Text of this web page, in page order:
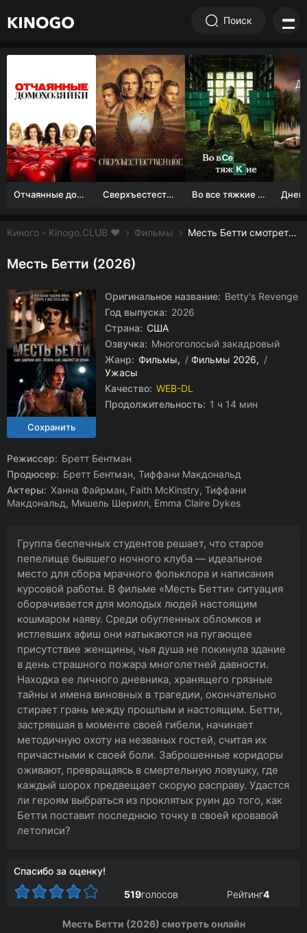
Поиск
Отчаянные домохозяйки (1 сезон) Сверхъестественное Во все тяжкие 1-5 сезон
Киного - Kinogo.CLUB ❤️ Фильмы Месть Бетти смотреть онлайн бесплатно
Месть Бетти (2026)
Оригинальное название: Betty's Revenge
Год выпуска: 2026
Страна: США
Озвучка: Многоголосый закадровый
Жанр: Фильмы / Фильмы 2026
/
Ужасы
Качество: WEB-DL
Продолжительность: 1 ч 14 мин
Режиссер: Бретт Бентман
Продюсер: Бретт Бентман, Тиффани Макдональд
Актеры: Ханна Файрман, Faith McKinstry, Тиффани
Макдональд, Мишель Шерилл, Emma Claire Dykes
Группа беспечных студентов решает, что старое
пепелище бывшего ночного клуба — идеальное
место для сбора мрачного фольклора и написания
курсовой работы. В фильме «Месть Бетти» ситуация
оборачивается для молодых людей настоящим
кошмаром наяву. Среди обугленных обломков и
истлевших афиш они натыкаются на пугающее
присутствие женщины, чья душа не покинула здание
в день страшного пожара многолетней давности.
Находка ее личного дневника, хранящего грязные
тайны и имена виновных в трагедии, окончательно
стирает грань между прошлым и настоящим. Бетти,
застрявшая в моменте своей гибели, начинает
методичную охоту на незваных гостей, считая их
причастными к своей боли. Заброшенные коридоры
оживают, превращаясь в смертельную ловушку, где
каждый шорох предвещает скорую расправу. Удастся
ли героям выбраться из проклятых руин до того, как
Бетти поставит последнюю точку в своей кровавой
летописи?
Спасибо за оценку!
519голосов Рейтинг4
Месть Бетти (2026) смотреть онлайн